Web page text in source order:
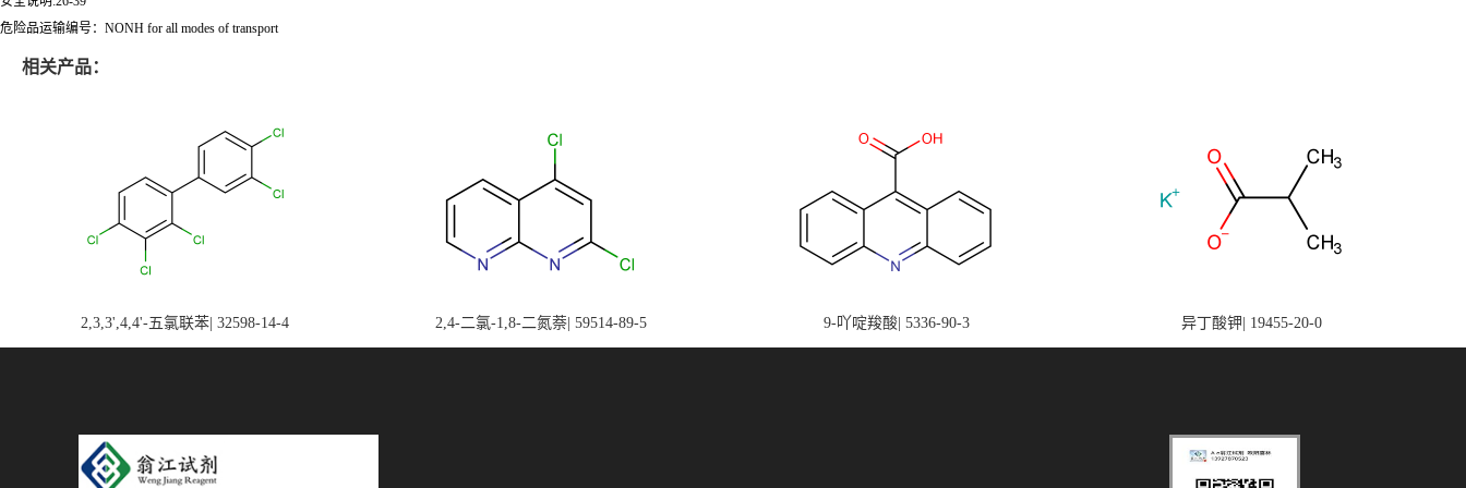
危险品运输编号：NONH for all modes of transport
相关产品：
2,3,3',4,4'-五氯联苯| 32598-14-4 2,4-二氯-1,8-二氮萘| 59514-89-5 9-吖啶羧酸| 5336-90-3 异丁酸钾| 19455-20-0